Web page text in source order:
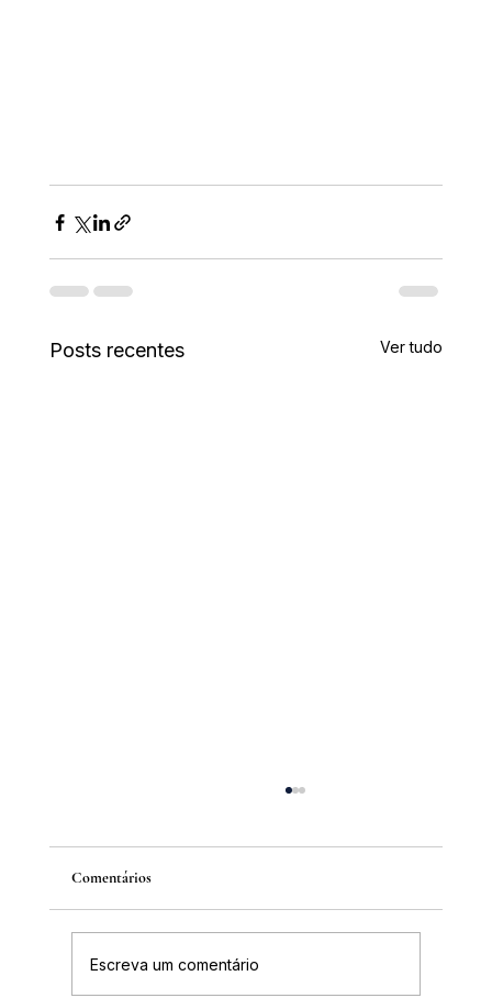
Posts recentes Ver tudo
Comentários
Escreva um comentário